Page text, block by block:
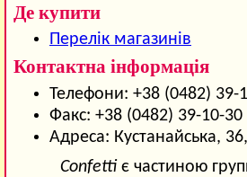
Де купити
Перелік магазинів
Контактна інформація
Телефони: +38 (0482) 39-
Факс: +38 (0482) 39-10-30
Адреса: Кустанайська,
Confettiє частиною